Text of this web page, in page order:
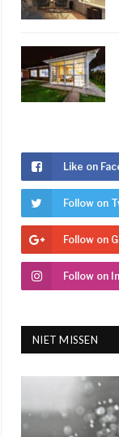
Like on
Follow on
Follow on
Follow on
NIET MISSEN